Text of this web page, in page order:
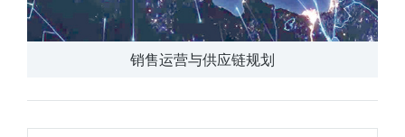
销售运营与供应链规划